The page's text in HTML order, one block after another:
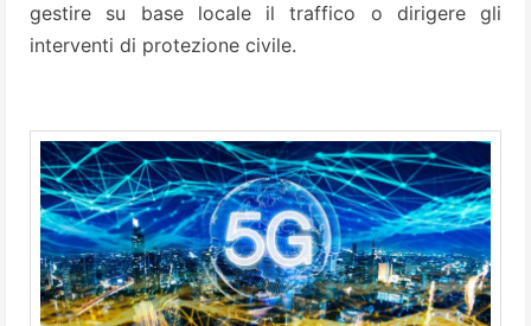
gestire su base locale il traffico o dirigere gli
interventi di protezione civile.